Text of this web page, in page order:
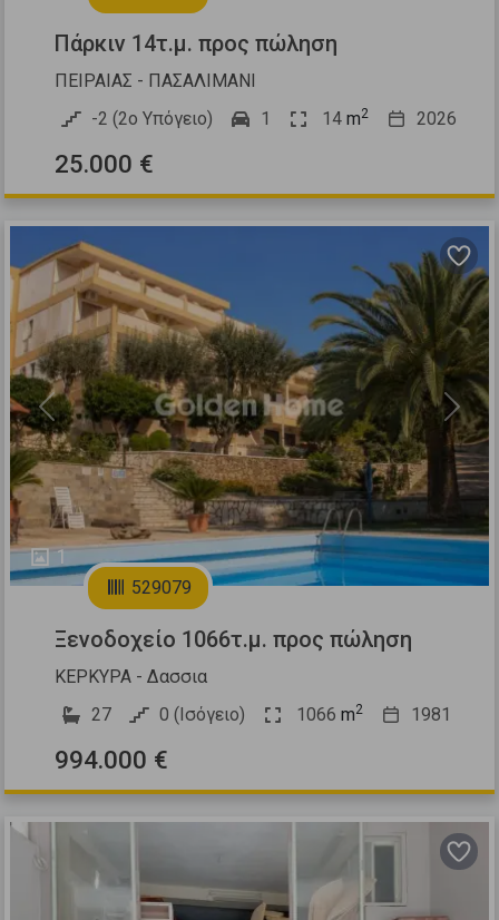
Πάρκιν 14τ.μ. προς πώληση
ΠΕΙΡΑΙΑΣ - ΠΑΣΑΛΙΜΑΝΙ
-2 (2ο Υπόγειο)
1 14 m2 2026
25.000 €
1
Previous Next
529079
Ξενοδοχείο 1066τ.μ. προς πώληση
ΚΕΡΚΥΡΑ - Δασσια
27
0 (Ισόγειο) 1066 m2 1981
994.000 €